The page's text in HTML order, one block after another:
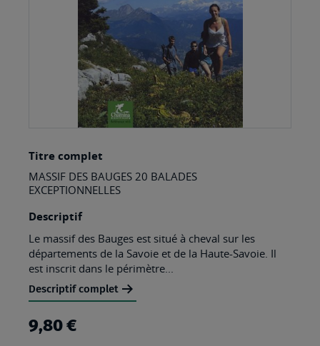
to
the
of
the
images
gallery
Titre complet
MASSIF DES BAUGES 20 BALADES
EXCEPTIONNELLES
Descriptif
Le massif des Bauges est situé à cheval sur les
départements de la Savoie et de la Haute-Savoie. Il
est inscrit dans le périmètre...
Descriptif complet
9,80 €